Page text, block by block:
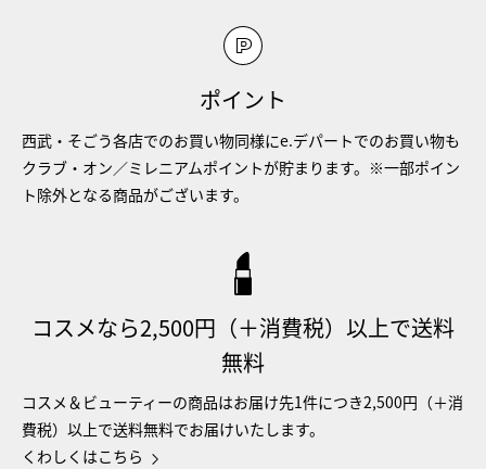
ポイント
西武・そごう各店でのお買い物同様にe.デパートでのお買い物も
クラブ・オン／ミレニアムポイントが貯まります。※一部ポイン
ト除外となる商品がございます。
コスメなら2,500円（＋消費税）以上で送料
無料
コスメ＆ビューティーの商品はお届け先1件につき2,500円（＋消
費税）以上で送料無料でお届けいたします。
くわしくはこちら